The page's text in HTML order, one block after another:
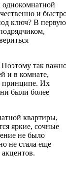
однокомнатной
и
ключ? В первую
так
и в комнате,
принципе. Их
были более
квартиры,
яркие, сочные
не было
не стала еще